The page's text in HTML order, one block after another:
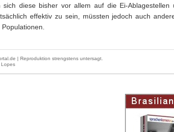
sich diese bisher vor allem auf die Ei-
effektiv zu sein, müssten jedoch auch
| Reproduktion strengstens untersagt.
Lopes